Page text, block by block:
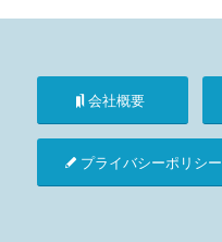
会社概要
プライバシーポリシー